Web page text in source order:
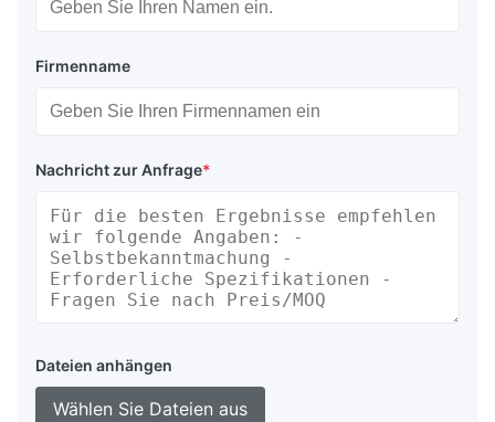
Firmenname
Nachricht zur Anfrage*
Dateien anhängen
Wählen Sie Dateien aus